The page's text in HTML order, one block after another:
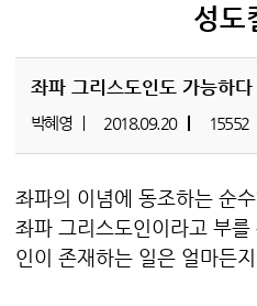
성도
좌파 그리스도인도 가능하다
박혜영 2018.09.20 15552
좌파의 이념에 동조하는 순
좌파 그리스도인이라고 부
인이 존재하는 일은 얼마든